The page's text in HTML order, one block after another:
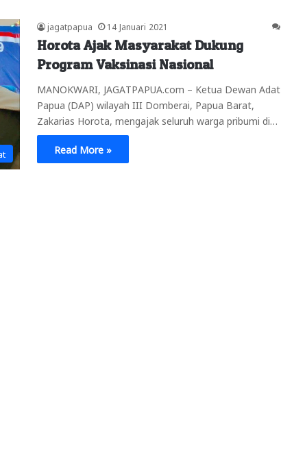
jagatpapua 14 Januari 2021
Horota Ajak Masyarakat Dukung
Program Vaksinasi Nasional
MANOKWARI, JAGATPAPUA.com – Ketua Dewan Adat
Papua (DAP) wilayah III Domberai, Papua Barat,
Zakarias Horota, mengajak seluruh warga pribumi di…
Read More »